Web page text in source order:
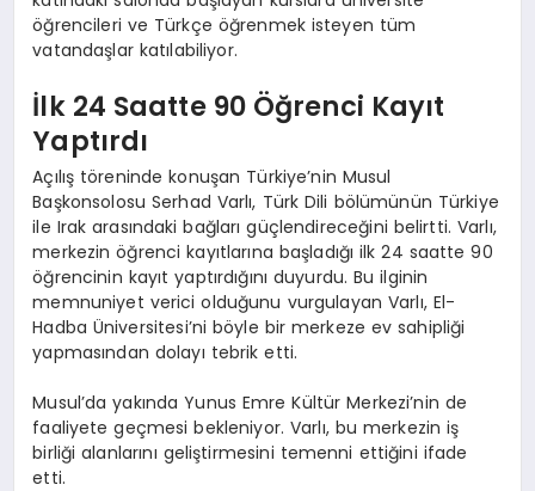
öğrencileri ve Türkçe öğrenmek isteyen tüm
vatandaşlar katılabiliyor.
İlk 24 Saatte 90 Öğrenci Kayıt
Yaptırdı
Açılış töreninde konuşan Türkiye’nin Musul
Başkonsolosu Serhad Varlı, Türk Dili bölümünün Türkiye
ile Irak arasındaki bağları güçlendireceğini belirtti. Varlı,
merkezin öğrenci kayıtlarına başladığı ilk 24 saatte 90
öğrencinin kayıt yaptırdığını duyurdu. Bu ilginin
memnuniyet verici olduğunu vurgulayan Varlı, El-
Hadba Üniversitesi’ni böyle bir merkeze ev sahipliği
yapmasından dolayı tebrik etti.
Musul’da yakında Yunus Emre Kültür Merkezi’nin de
faaliyete geçmesi bekleniyor. Varlı, bu merkezin iş
birliği alanlarını geliştirmesini temenni ettiğini ifade
etti.